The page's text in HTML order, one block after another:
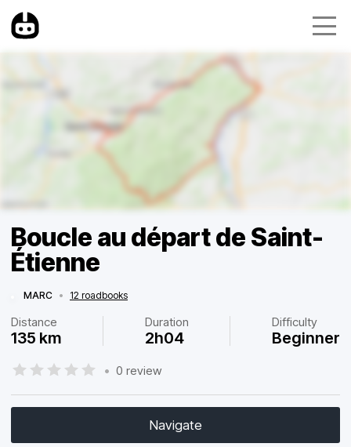
Boucle au départ de Saint-
Étienne
MARC • 12 roadbooks
Distance
135 km
Duration
2h04
Difficulty
Beginner
• 0 review
Navigate